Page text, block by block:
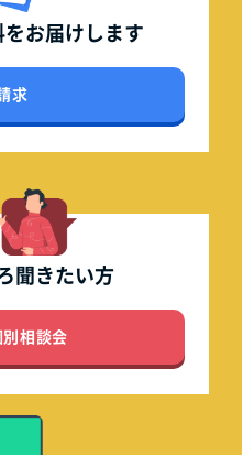
お届けします
求
聞きたい方
相談会